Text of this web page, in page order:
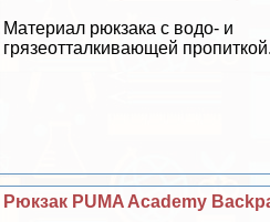
Материал рюкзака с водо- и
грязеотталкивающей
Рюкзак PUMA Academy